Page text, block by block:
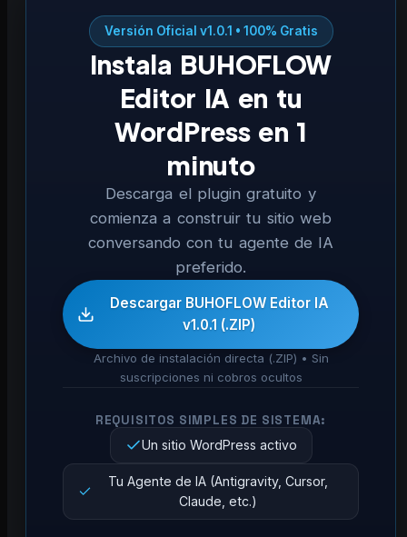
Versión Oficial v1.0.1 • 100% Gratis
Instala BUHOFLOW
Editor IA en tu
WordPress en 1
minuto
Descarga el plugin gratuito y
comienza a construir tu sitio web
conversando con tu agente de IA
preferido.
Descargar BUHOFLOW Editor IA
v1.0.1 (.ZIP)
Archivo de instalación directa (.ZIP) • Sin
suscripciones ni cobros ocultos
REQUISITOS SIMPLES DE SISTEMA:
Un sitio WordPress activo
Tu Agente de IA (Antigravity, Cursor,
Claude, etc.)